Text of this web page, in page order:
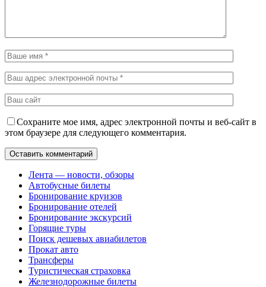
Сохраните мое имя, адрес электронной почты и веб-сайт в
этом браузере для следующего комментария.
Лента — новости, обзоры
Автобусные билеты
Бронирование круизов
Бронирование отелей
Бронирование экскурсий
Горящие туры
Поиск дешевых авиабилетов
Прокат авто
Трансферы
Туристическая страховка
Железнодорожные билеты